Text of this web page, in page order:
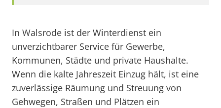
In Walsrode ist der Winterdienst ein
unverzichtbarer Service für Gewerbe,
Kommunen, Städte und private Haushalte.
Wenn die kalte Jahreszeit Einzug hält, ist eine
zuverlässige Räumung und Streuung von
Gehwegen, Straßen und Plätzen ein